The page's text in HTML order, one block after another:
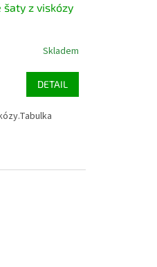
šaty z viskózy
Skladem
DETAIL